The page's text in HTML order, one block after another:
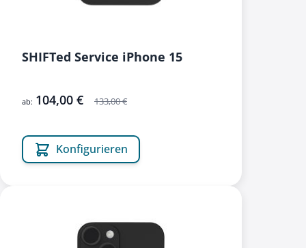
SHIFTed Service iPhone 15
133,00 €
ab: 104,00 €
Konfigurieren